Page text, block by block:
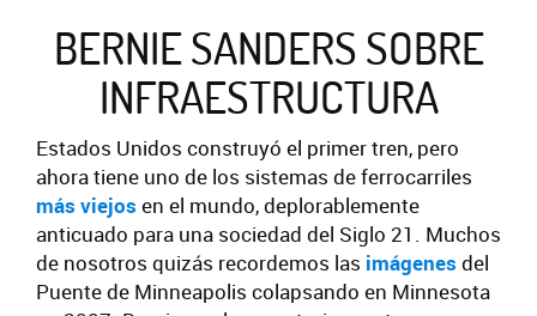
BERNIE SANDERS SOBRE
INFRAESTRUCTURA
Estados Unidos construyó el primer tren, pero
ahora tiene uno de los sistemas de ferrocarriles
más viejos en el mundo, deplorablemente
anticuado para una sociedad del Siglo 21. Muchos
de nosotros quizás recordemos las imágenes del
Puente de Minneapolis colapsando en Minnesota